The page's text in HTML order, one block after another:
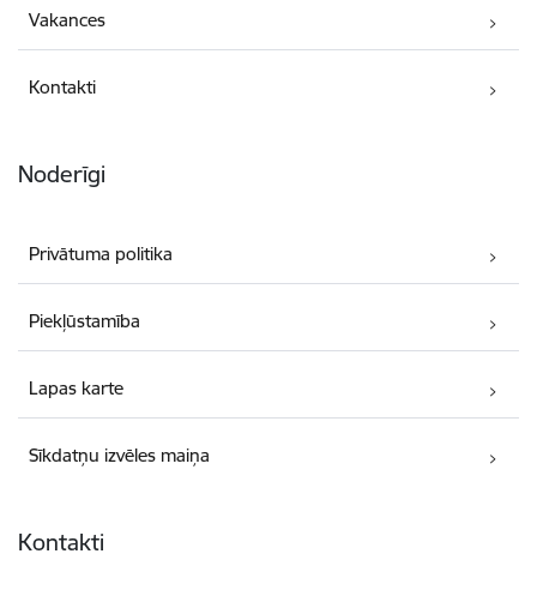
Vakances
Kontakti
Noderīgi
Privātuma politika
Piekļūstamība
Lapas karte
Sīkdatņu izvēles maiņa
Kontakti